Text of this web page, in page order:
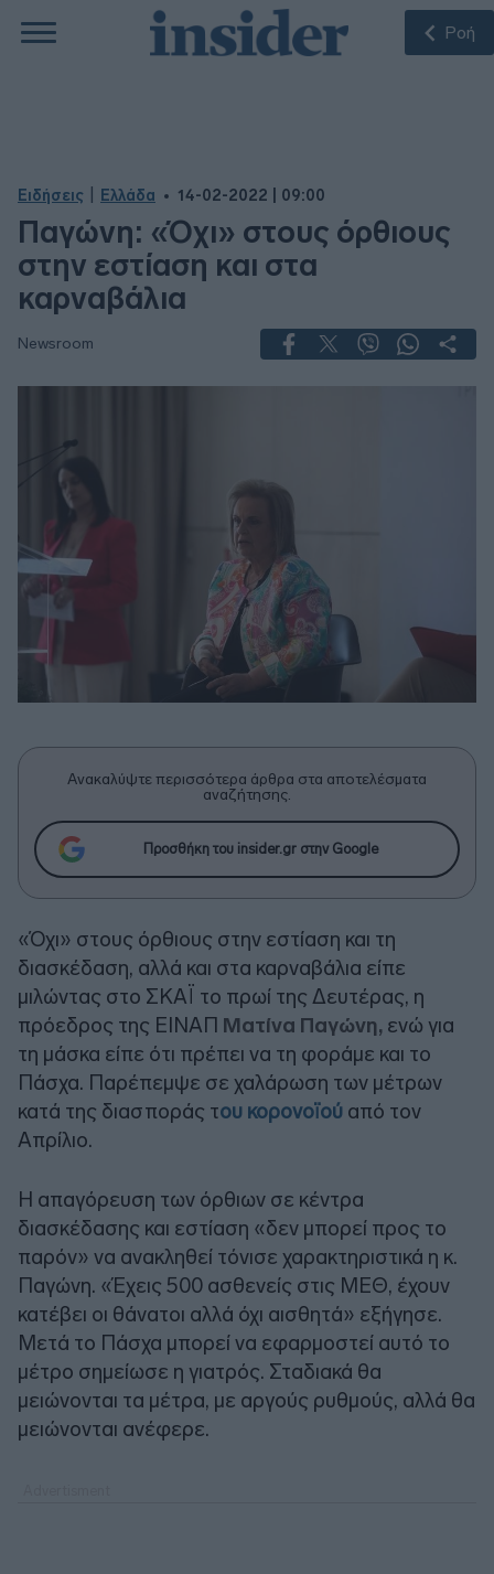
Ροή
Ειδήσεις Ελλάδα 14-02-2022 | 09:00
Παγώνη: «Όχι» στους όρθιους
στην εστίαση και στα
καρναβάλια
Newsroom
Ανακαλύψτε περισσότερα άρθρα στα αποτελέσματα
αναζήτησης.
Προσθήκη του insider.gr στην Google
«Όχι» στους όρθιους στην εστίαση και τη
διασκέδαση, αλλά και στα καρναβάλια είπε
μιλώντας στο ΣΚΑΪ το πρωί της Δευτέρας, η
πρόεδρος της ΕΙΝΑΠ Ματίνα Παγώνη, ενώ για
τη μάσκα είπε ότι πρέπει να τη φοράμε και το
Πάσχα. Παρέπεμψε σε χαλάρωση των μέτρων
κατά της διασποράς του κορονοϊού από τον
Απρίλιο.
Η απαγόρευση των όρθιων σε κέντρα
διασκέδασης και εστίαση «δεν μπορεί προς το
παρόν» να ανακληθεί τόνισε χαρακτηριστικά η κ.
Παγώνη. «Έχεις 500 ασθενείς στις ΜΕΘ, έχουν
κατέβει οι θάνατοι αλλά όχι αισθητά» εξήγησε.
Μετά το Πάσχα μπορεί να εφαρμοστεί αυτό το
μέτρο σημείωσε η γιατρός. Σταδιακά θα
μειώνονται τα μέτρα, με αργούς ρυθμούς, αλλά θα
μειώνονται ανέφερε.